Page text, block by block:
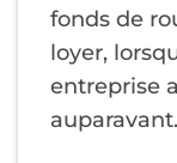
fonds de
loyer,
entreprise
auparavant.